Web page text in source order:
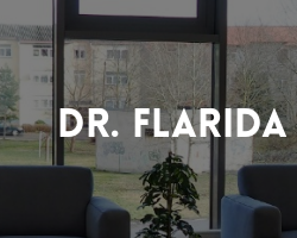
DR. FLARIDA